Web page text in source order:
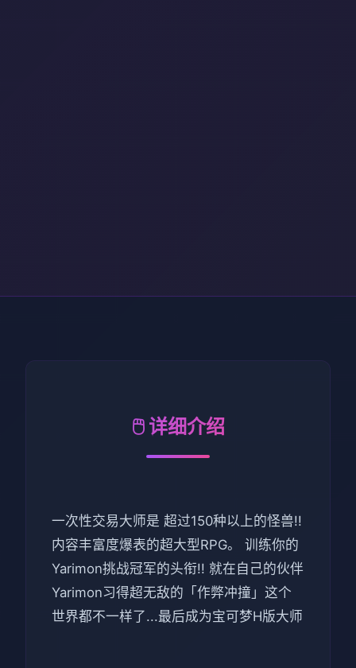
🖱️ 详细介绍
一次性交易大师是 超过150种以上的怪兽!!
内容丰富度爆表的超大型RPG。 训练你的
Yarimon挑战冠军的头衔!! 就在自己的伙伴
Yarimon习得超无敌的「作弊冲撞」这个
世界都不一样了...最后成为宝可梦H版大师